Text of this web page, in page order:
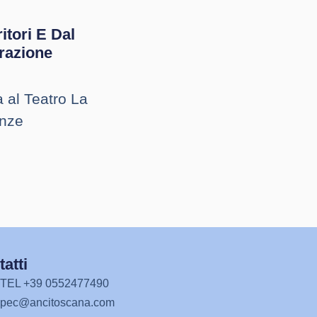
E Dal
al Teatro La
TEL +39 0552477490
pec@ancitoscana.com